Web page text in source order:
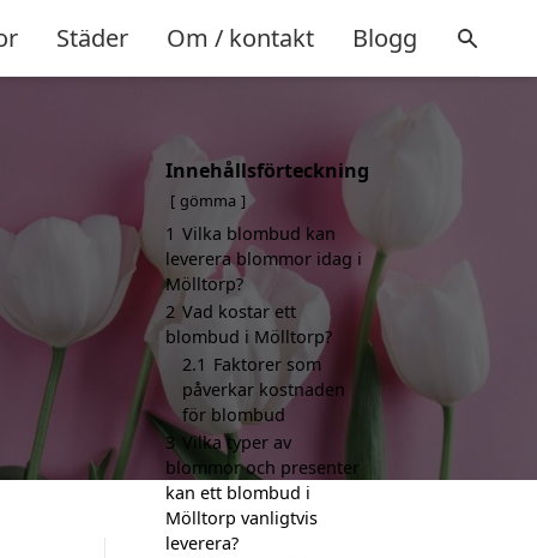
Städer Om / kontakt Blogg
Innehållsförteckning
gömma
1 Vilka blombud kan
leverera blommor idag i
Mölltorp?
2 Vad kostar ett
blombud i Mölltorp?
2.1 Faktorer som
påverkar kostnaden
för blombud
3 Vilka typer av
blommor och presenter
kan ett blombud i
Mölltorp vanligtvis
leverera?